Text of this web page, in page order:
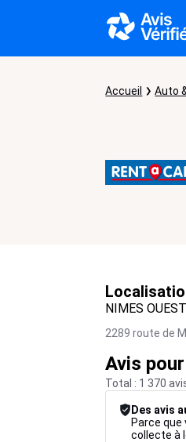
Accueil Auto
NIMES OUEST
2289 route de
Avis
Total : 1 370
Des avis
Parce
collecte à